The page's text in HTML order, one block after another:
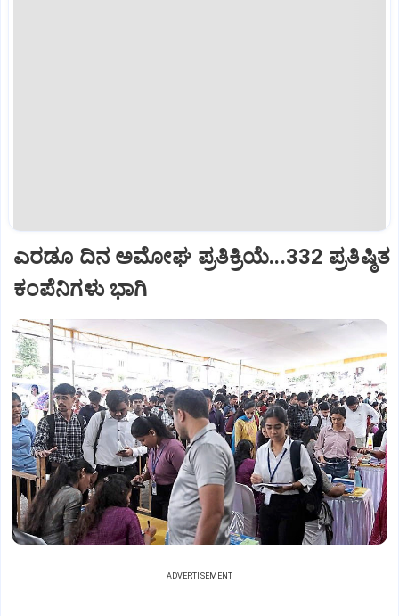
ಎರಡೂ ದಿನ ಅಮೋಘ ಪ್ರತಿಕ್ರಿಯೆ...332 ಪ್ರತಿಷ್ಠಿತ
ಕಂಪೆನಿಗಳು ಭಾಗಿ
ADVERTISEMENT